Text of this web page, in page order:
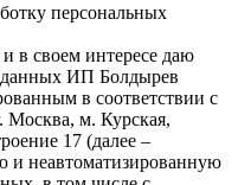
персональных
в своем интересе даю
данных ИП Болдырев
в соответствии с
Москва, м. Курская,
17 (далее –
и неавтоматизированную